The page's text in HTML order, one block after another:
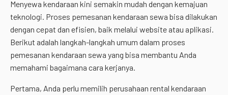
Menyewa kendaraan kini semakin mudah dengan kemajuan
teknologi. Proses pemesanan kendaraan sewa bisa dilakukan
dengan cepat dan efisien, baik melalui website atau aplikasi.
Berikut adalah langkah-langkah umum dalam proses
pemesanan kendaraan sewa yang bisa membantu Anda
memahami bagaimana cara kerjanya.
Pertama, Anda perlu memilih perusahaan rental kendaraan